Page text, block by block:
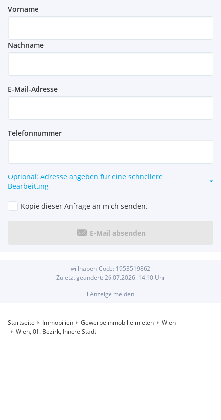
Vorname
Nachname
E-Mail-Adresse
Telefonnummer
Optional: Adresse angeben für eine schnellere
Bearbeitung
Kopie dieser Anfrage an mich senden.
E-Mail absenden
willhaben-Code: 1953519862
Zuletzt geändert: 26.07.2026, 14:10Uhr
!Anzeige melden
Startseite Immobilien Gewerbeimmobilie mieten
Wien
Wien, 01. Bezirk, Innere Stadt